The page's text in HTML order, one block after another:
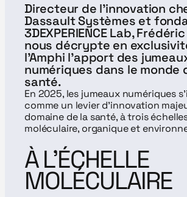
Directeur de l'innovation
Dassault Systèmes et
3DEXPERIENCE Lab,
nous décrypte en
l'Amphi l'apport des
numériques dans le monde
santé.
En 2025, les jumeaux numériques
comme un levier d’innovation
domaine de la santé, à trois
moléculaire, organique et
À L’ÉCHELLE
MOLÉCULAIRE